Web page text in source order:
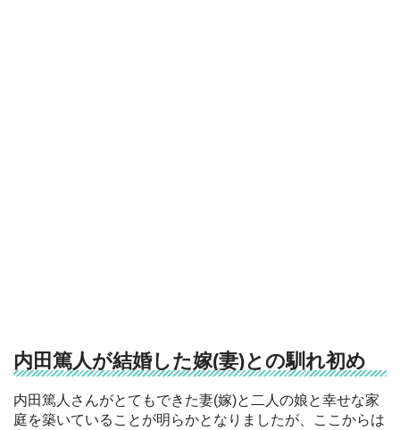
内田篤人が結婚した嫁(妻)との馴れ初め
内田篤人さんがとてもできた妻(嫁)と二人の娘と幸せな家
庭を築いていることが明らかとなりましたが、ここからは